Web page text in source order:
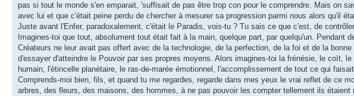
pas si tout le monde s'en emparait, 'suffisait de pas être trop con pour le comprendre. Mais on
avec lui et que c'était peine perdu de chercher à mesurer sa progression parmi nous alors qu'il
Juste avant l'Enfer, paradoxalement, c'était le Paradis, vois-tu ? Tu sais ce que c'est, de
Imagines-toi que tout, absolument tout était fait à la main, quelque part, par quelqu'un. Pendant
Créateurs ne leur avait pas offert avec de la technologie, de la perfection, de la foi et de la
d'essayer d'atteindre le Pouvoir par ses propres moyens. Alors imagines-toi la frénésie, le coït,
humain, l'étincelle planétaire, le ras-de-marée émotionnel, l'accomplissement de tout ce qui
Comprends-moi bien, fils, et quand tu me regardes, regarde dans mes yeux le vrai reflet de ce
arbres, des fleurs, des maisons, des hommes, à ne pas pouvoir les compter tellement ils